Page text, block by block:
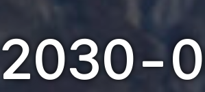
2030-